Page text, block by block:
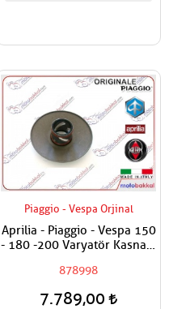
Piaggio - Vespa Orjinal
Aprilia - Piaggio - Vespa 150
- 180 -200 Varyatör Kasnağı
Oynar Yanak
878998
7.789,00